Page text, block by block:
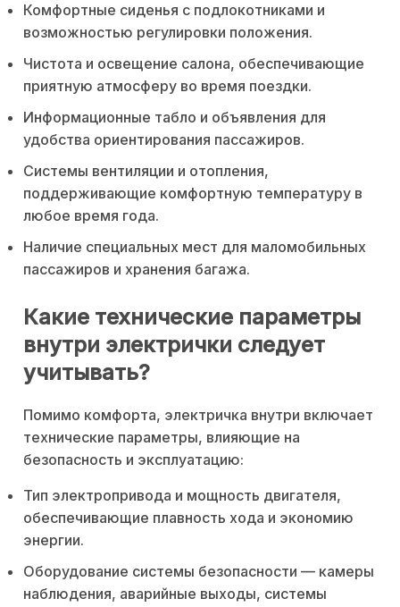
Комфортные сиденья с подлокотниками и
возможностью регулировки положения.
Чистота и освещение салона, обеспечивающие
приятную атмосферу во время поездки.
Информационные табло и объявления для
удобства ориентирования пассажиров.
Системы вентиляции и отопления,
поддерживающие комфортную температуру в
любое время года.
Наличие специальных мест для маломобильных
пассажиров и хранения багажа.
Какие технические параметры
внутри электрички следует
учитывать?
Помимо комфорта, электричка внутри включает
технические параметры, влияющие на
безопасность и эксплуатацию:
Тип электропривода и мощность двигателя,
обеспечивающие плавность хода и экономию
энергии.
Оборудование системы безопасности — камеры
наблюдения, аварийные выходы, системы